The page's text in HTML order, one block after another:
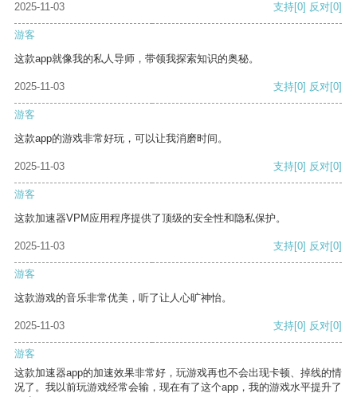
2025-11-03 支持[0] 反对[0]
游客
这款app就像我的私人导师，带领我探索知识的奥秘。
2025-11-03 支持[0] 反对[0]
游客
这款app的游戏非常好玩，可以让我消磨时间。
2025-11-03 支持[0] 反对[0]
游客
这款加速器VPM应用程序提供了顶级的安全性和隐私保护。
2025-11-03 支持[0] 反对[0]
游客
这款游戏的音乐非常优美，听了让人心旷神怡。
2025-11-03 支持[0] 反对[0]
游客
这款加速器app的加速效果非常好，玩游戏再也不会出现卡顿、掉线的情
况了。我以前玩游戏经常会输，现在有了这个app，我的游戏水平提升了